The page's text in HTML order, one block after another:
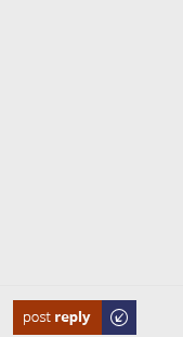
Odpowiedz